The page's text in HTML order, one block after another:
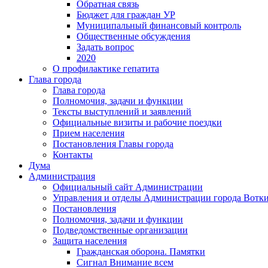
Обратная связь
Бюджет для граждан УР
Муниципальный финансовый контроль
Общественные обсуждения
Задать вопрос
2020
О профилактике гепатита
Глава города
Глава города
Полномочия, задачи и функции
Тексты выступлений и заявлений
Официальные визиты и рабочие поездки
Прием населения
Постановления Главы города
Контакты
Дума
Администрация
Официальный сайт Администрации
Управления и отделы Администрации города
Постановления
Полномочия, задачи и функции
Подведомственные организации
Защита населения
Гражданская оборона. Памятки
Сигнал Внимание всем